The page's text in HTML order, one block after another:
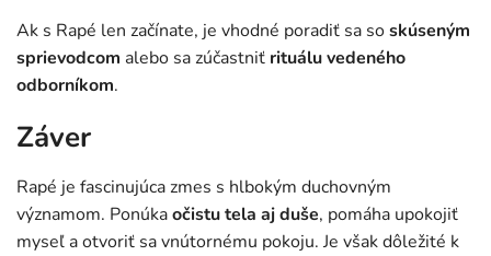
Ak s Rapé len začínate, je vhodné poradiť sa soskúseným
sprievodcom alebo sa zúčastniť rituálu vedeného
odborníkom.
Záver
Rapé je fascinujúca zmes s hlbokým duchovným
významom. Ponúkaočistu tela aj duše, pomáha upokojiť
myseľ a otvoriť sa vnútornému pokoju. Je však dôležité k